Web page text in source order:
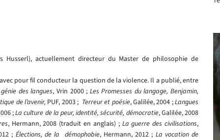
Husserl), actuellement directeur du Master de philosophie de
pour fil conducteur la question de la violence. Il a publié, entre
des langues, Vrin 2000 ; Les Promesses du langage, Benjamin,
de l’avenir, PUF, 2003 ; Terreur et poésie, Galilée, 2004 ;Langues
;La culture de la peur, identité, sécurité, démocratie, Galilée, 2008
, Hermann, 2008 (traduit en anglais) ; La guerre des civilisations,
; Élections, de la démophobie, Hermann, 2012 ; La vocation de